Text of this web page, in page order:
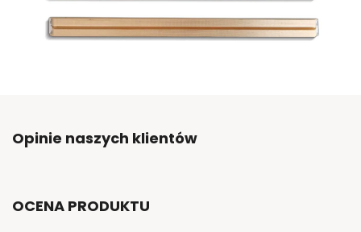
Opinie naszych klientów
OCENA PRODUKTU